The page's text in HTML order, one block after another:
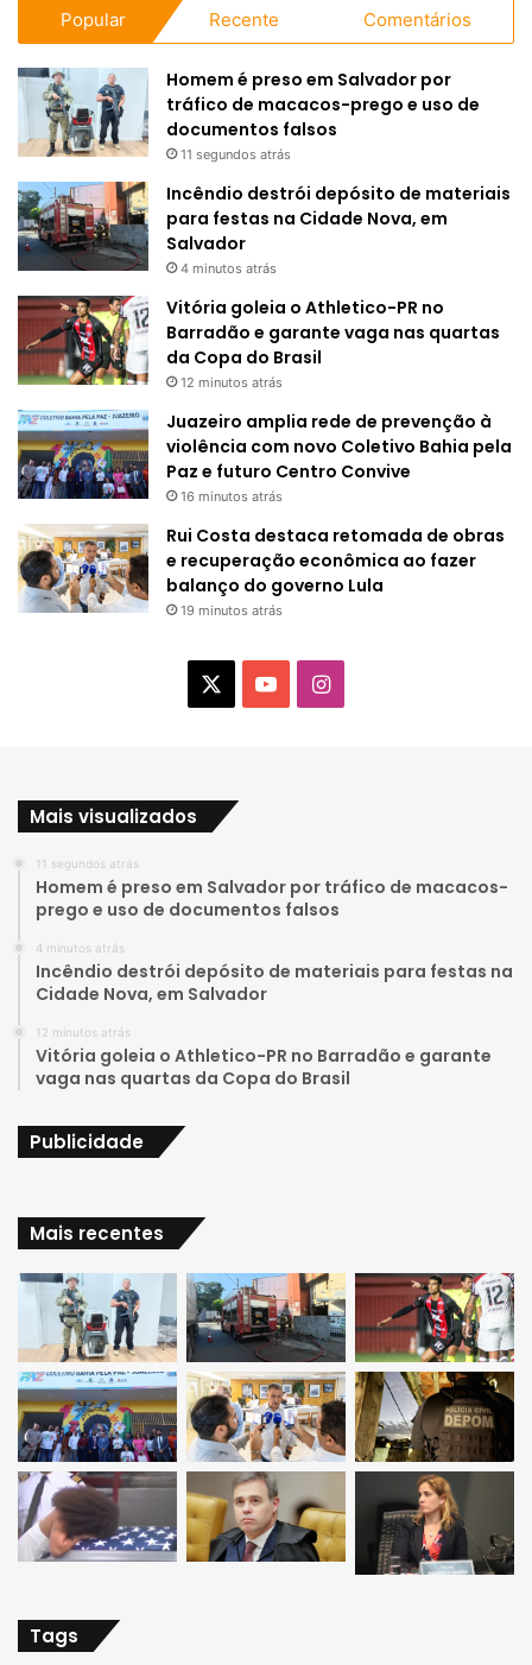
Popular Recente Comentários
Homem é preso em Salvador por
tráfico de macacos-prego e uso de
documentos falsos
11 segundos atrás
Incêndio destrói depósito de materiais
para festas na Cidade Nova, em
Salvador
4 minutos atrás
Vitória goleia o Athletico-PR no
Barradão e garante vaga nas quartas
da Copa do Brasil
12 minutos atrás
Juazeiro amplia rede de prevenção à
violência com novo Coletivo Bahia pela
Paz e futuro Centro Convive
16 minutos atrás
Rui Costa destaca retomada de obras
e recuperação econômica ao fazer
balanço do governo Lula
19 minutos atrás
b
e
I
g
r
m
Mais visualizados
11 segundos atrás
Homem é preso em Salvador por tráfico de macacos-
prego e uso de documentos falsos
4 minutos atrás
Incêndio destrói depósito de materiais para festas na
Cidade Nova, em Salvador
12 minutos atrás
Vitória goleia o Athletico-PR no Barradão e garante
vaga nas quartas da Copa do Brasil
Publicidade
Mais recentes
Tags